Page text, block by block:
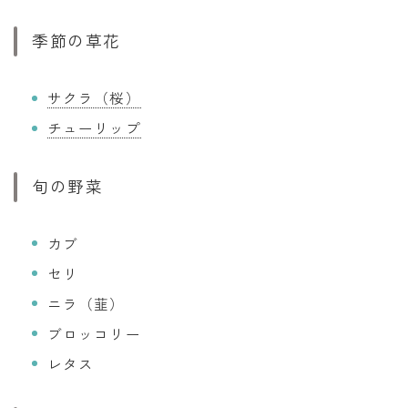
季節の草花
サクラ（桜）
チューリップ
旬の野菜
カブ
セリ
ニラ（韮）
ブロッコリー
レタス